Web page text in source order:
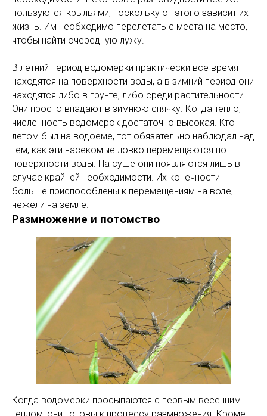
пользуются крыльями, поскольку от этого зависит их
жизнь. Им необходимо перелетать с места на место,
чтобы найти очередную лужу.
В летний период водомерки практически все время
находятся на поверхности воды, а в зимний период они
находятся либо в грунте, либо среди растительности.
Они просто впадают в зимнюю спячку. Когда тепло,
численность водомерок достаточно высокая. Кто
летом был на водоеме, тот обязательно наблюдал над
тем, как эти насекомые ловко перемещаются по
поверхности воды. На суше они появляются лишь в
случае крайней необходимости. Их конечности
больше приспособлены к перемещениям на воде,
нежели на земле.
Размножение и потомство
Когда водомерки просыпаются с первым весенним